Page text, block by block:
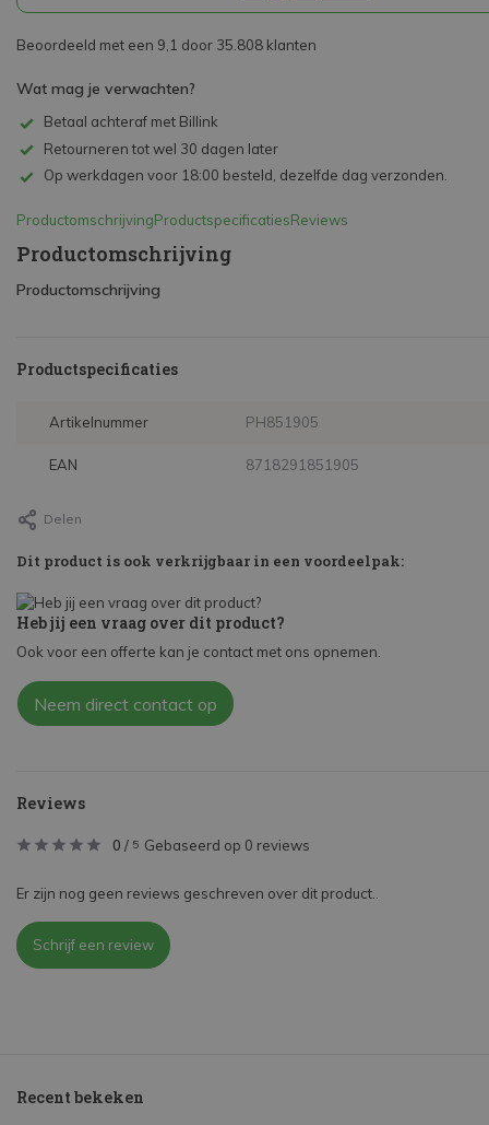
Beoordeeld met een 9,1 door 35.808 klanten
Wat mag je verwachten?
Betaal achteraf met Billink
Retourneren tot wel 30 dagen later
Op werkdagen voor 18:00 besteld, dezelfde dag verzonden.
ProductomschrijvingProductspecificatiesReviews
Productomschrijving
Productomschrijving
Productspecificaties
Artikelnummer PH851905
EAN 8718291851905
Delen
Dit product is ook verkrijgbaar in een voordeelpak:
Heb jij een vraag over dit product?
Ook voor een offerte kan je contact met ons opnemen.
Neem direct contact op
Reviews
0 / 5 Gebaseerd op 0 reviews
Er zijn nog geen reviews geschreven over dit product..
Schrijf een review
Recent bekeken